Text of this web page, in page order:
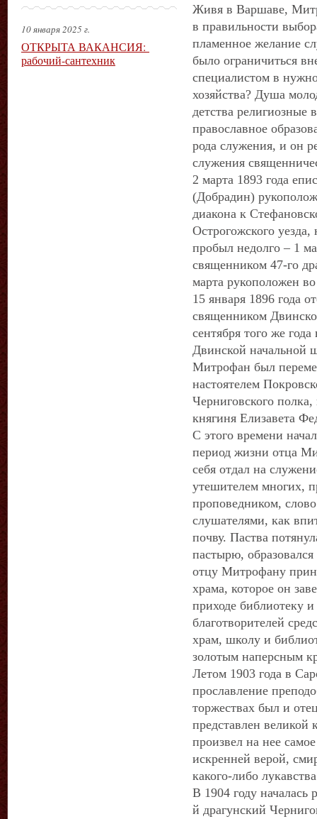
Живя в Варшаве,
в правильности
пламенное желание
было ограничиться
специалистом в
хозяйства? Душа
детства религиозные
православное
рода служения, и он
служения
2 марта 1893 года
(Добрадин)
диакона к
Острогожского
пробыл недолго – 1
священником 47-го
марта рукоположен
15 января 1896 года
священником
сентября того же
Двинской начальной
Митрофан был
настоятелем
Черниговского
княгиня Елизавета
С этого времени
период жизни отца
себя отдал на
утешителем многих,
проповедником,
слушателями, как
почву. Паства
пастырю,
отцу Митрофану
храма, которое он
приходе библиотеку
благотворителей
храм, школу и
золотым наперсным
Летом 1903 года в
прославление
торжествах был и
представлен великой
произвел на нее
искренней верой,
какого-либо
В 1904 году началась
й драгунский
10 января 2025 г.
ОТКРЫТА ВАКАНСИЯ:
рабочий-сантехник